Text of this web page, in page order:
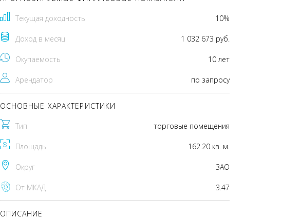
Текущая доходность 10%
Доход в месяц 1 032 673 руб.
Окупаемость 10 лет
Арендатор по запросу
ОСНОВНЫЕ ХАРАКТЕРИСТИКИ
Тип торговые помещения
Площадь 162.20 кв. м.
Округ ЗАО
От МКАД 3.47
ОПИСАНИЕ